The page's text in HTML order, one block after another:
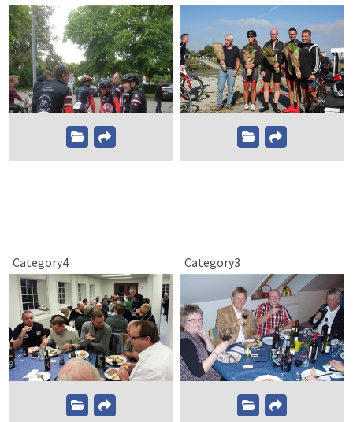
Category4 Category3